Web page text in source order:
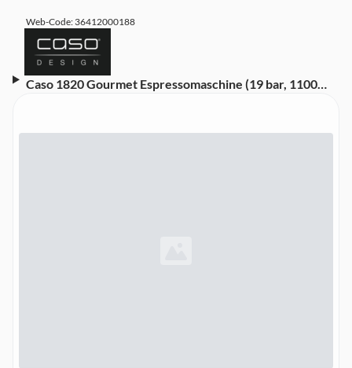
Web-Code: 36412000188
Caso 1820 Gourmet Espressomaschine (19 bar, 1100
Tamper, abnehmbarer Wassertank)